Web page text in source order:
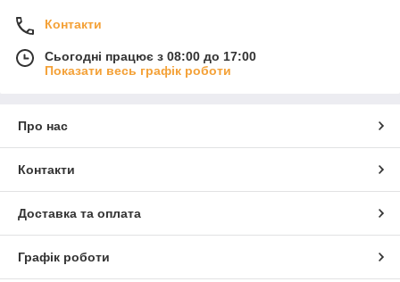
Контакти
Сьогодні працює з 08:00 до 17:00
Показати весь графік роботи
Про нас
Контакти
Доставка та оплата
Графік роботи